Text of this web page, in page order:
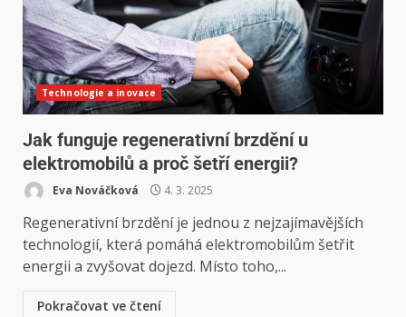
Technologie a inovace
Jak funguje regenerativní brzdění u
elektromobilů a proč šetří energii?
Eva Nováčková 4. 3. 2025
Regenerativní brzdění je jednou z nejzajímavějších
technologií, která pomáhá elektromobilům šetřit
energii a zvyšovat dojezd. Místo toho,...
Pokračovat ve čtení